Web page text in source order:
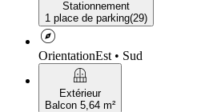
Stationnement
1 place de parking(29)
explore
OrientationEst • Sud
balcony
Extérieur
Balcon 5,64 m²